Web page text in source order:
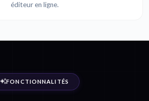
éditeur en ligne.
FONCTIONNALITÉS